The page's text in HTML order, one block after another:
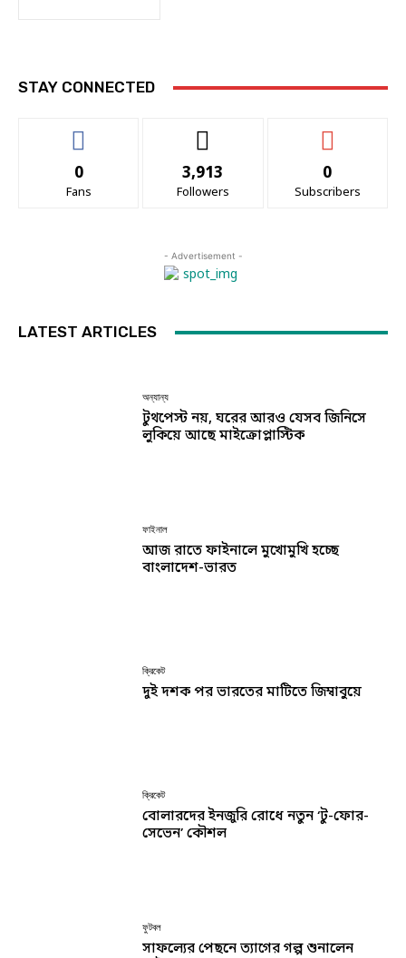
STAY CONNECTED
0
Fans
3,913
Followers
0
Subscribers
- Advertisement -
LATEST ARTICLES
অন্যান্য
টুথপেস্ট নয়, ঘরের আরও যেসব জিনিসে
লুকিয়ে আছে মাইক্রোপ্লাস্টিক
ফাইনাল
আজ রাতে ফাইনালে মুখোমুখি হচ্ছে
বাংলাদেশ-ভারত
ক্রিকেট
দুই দশক পর ভারতের মাটিতে জিম্বাবুয়ে
ক্রিকেট
বোলারদের ইনজুরি রোধে নতুন ‘টু-ফোর-
সেভেন’ কৌশল
ফুটবল
সাফল্যের পেছনে ত্যাগের গল্প শুনালেন